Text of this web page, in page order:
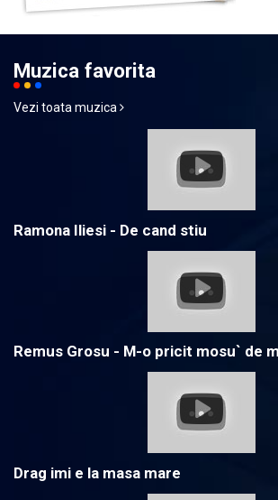
Muzica favorita
Vezi toata muzica
Ramona Iliesi - De cand stiu
Remus Grosu - M-o pricit mosu` de
Drag imi e la masa mare